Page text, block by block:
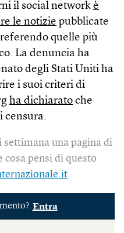
il social network è
le notizie pubblicate
quelle più
La denuncia ha
degli Stati Uniti ha
i suoi criteri di
ha dichiarato che
censura.
una pagina di
cosa pensi di questo